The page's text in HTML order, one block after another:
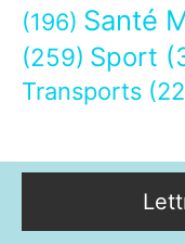
(196) Santé
(259) Sport
Transports